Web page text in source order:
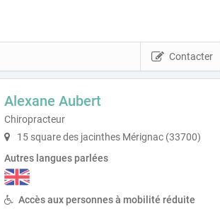
Contacter
Alexane Aubert
Chiropracteur
15 square des jacinthes Mérignac (33700)
Autres langues parlées
Accès aux personnes à mobilité réduite